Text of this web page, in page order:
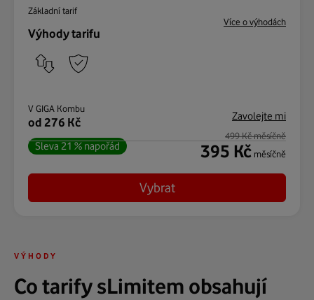
Základní tarif
Výhody tarifu
Více o výhodách
V GIGA Kombu
od 276 Kč Zavolejte mi
Sleva 21 % napořád
499 Kč měsíčně
395 Kč měsíčně
Vybrat
VÝHODY
Co tarify sLimitem obsahují